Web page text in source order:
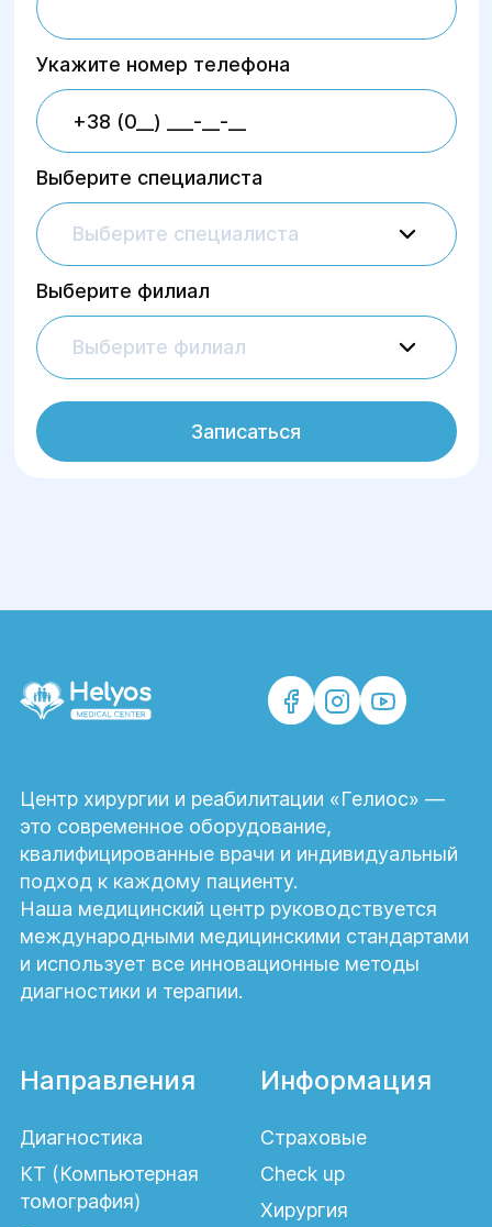
Укажите номер телефона
Выберите специалиста
Выберите специалиста
Выберите филиал
Выберите филиал
Записаться
Центр хирургии и реабилитации «Гелиос» —
это современное оборудование,
квалифицированные врачи и индивидуальный
подход к каждому пациенту.
Наша медицинский центр руководствуется
международными медицинскими стандартами
и использует все инновационные методы
диагностики и терапии.
Направления
Диагностика
КТ (Компьютерная
томография)
Информация
Страховые
Check up
Хирургия